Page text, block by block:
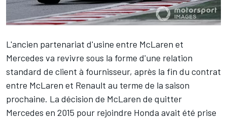
L'ancien partenariat d'usine entre McLaren et
Mercedes va revivre sous la forme d'une relation
standard de client à fournisseur, après la fin du contrat
entre McLaren et Renault au terme de la saison
prochaine. La décision de McLaren de quitter
Mercedes en 2015 pour rejoindre Honda avait été prise